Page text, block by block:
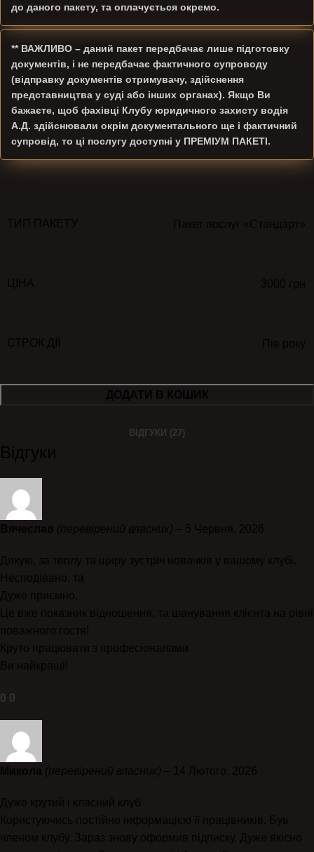
до даного пакету, та оплачується окремо.
** ВАЖЛИВО – даний пакет передбачає лише підготовку
документів, і не передбачає фактичного супроводу
(відправку документів отримувачу, здійснення
представництва у суді або інших органах). Якщо Ви
бажаєте, щоб фахівці Клубу юридичного захисту водія
А.Д. здійснювали окрім документального ще і фактичний
супровід, то ці послугу доступні у ПРЕМІУМ ПАКЕТІ.
ТИП ПАКЕТУ Пакет послуг «Стандарт»
ЦІНА 3000 грн
СТРОК ДІЇ Пів року
ДОДАТИ В КОШИК
ВІДГУКИ (27)
Відгуки
Вячеслав (перевірений власник) – 5 Червня, 2026
Дякую, за теплу та щиру зустріч новачків у вашому клубі.
Несподівано, та
Дуже приємно.
Це вже показник відношення, та шанування клієнта на рівні
поважного гостя!
Круто працювати з професіоналами
Ви найкращі!
0 0
Микола (перевірений власник) – 14 Лютого, 2026
Дуже крутий і класний клуб
Користуючись постійно інформацією її працівників. Був
членом клубу. Зараз знову оформив підписку. Дуже якісно